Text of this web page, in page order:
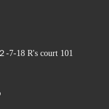
7-18 R's court 101